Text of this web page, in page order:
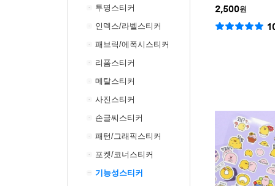
투명스티커
인덱스/라벨스티커
패브릭/에폭시스티커
리폼스티커
메탈스티커
사진스티커
손글씨스티커
패턴/그래픽스티커
포켓/코너스티커
기능성스티커
2,500원